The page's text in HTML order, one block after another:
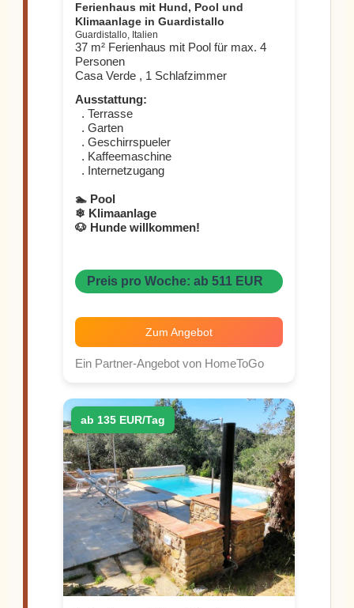
Ferienhaus mit Hund, Pool und
Klimaanlage in Guardistallo
Guardistallo, Italien
37 m² Ferienhaus mit Pool für max. 4
Personen
Casa Verde , 1 Schlafzimmer
Ausstattung:
. Terrasse
. Garten
. Geschirrspueler
. Kaffeemaschine
. Internetzugang
🏊 Pool
❄ Klimaanlage
🐶 Hunde willkommen!
Preis pro Woche: ab 511 EUR
Zum Angebot
Ein Partner-Angebot von HomeToGo
ab 135 EUR/Tag